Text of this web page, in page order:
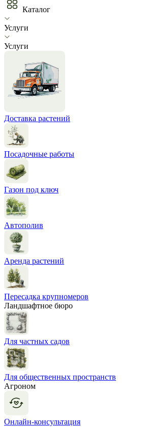
Каталог
Услуги
Услуги
Доставка растений
Посадочные работы
Газон под ключ
Автополив
Аренда растений
Пересадка крупномеров
Ландшафтное бюро
Для частных садов
Для общественных пространств
Агроном
Онлайн-консультация